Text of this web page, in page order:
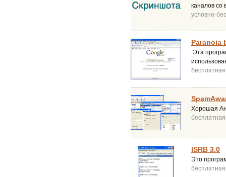
каналов со
условно-
Paranoia
Эта
бесплатная
Хорошая
бесплатная
ISRB 3.0
Это
бесплатная